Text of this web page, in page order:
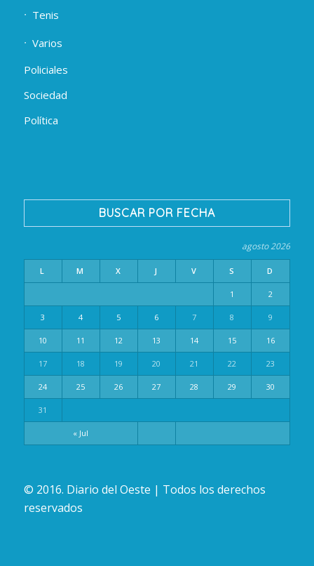
Tenis
Varios
Policiales
Sociedad
Política
BUSCAR POR FECHA
agosto 2026
L M X J V S D
« Jul
1 2
3 4 5 6 7 8 9
10 11 12 13 14 15 16
17 18 19 20 21 22 23
24 25 26 27 28 29 30
31
© 2016. Diario del Oeste | Todos los derechos
reservados